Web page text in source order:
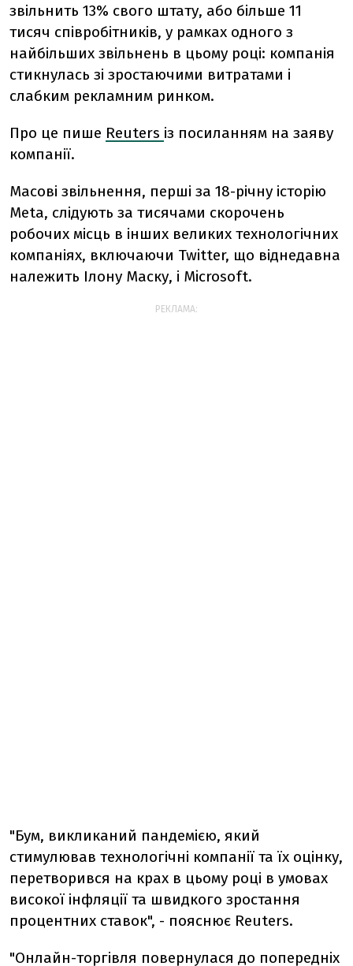
звільнить 13% свого штату, або більше 11
тисяч співробітників, у рамках одного з
найбільших звільнень в цьому році: компанія
стикнулась зі зростаючими витратами і
слабким рекламним ринком.
Про це пише Reuters із посиланням на заяву
компанії.
Масові звільнення, перші за 18-річну історію
Meta, слідують за тисячами скорочень
робочих місць в інших великих технологічних
компаніях, включаючи Twitter, що віднедавна
належить Ілону Маску, і Microsoft.
РЕКЛАМА:
"Бум, викликаний пандемією, який
стимулював технологічні компанії та їх оцінку,
перетворився на крах в цьому році в умовах
високої інфляції та швидкого зростання
процентних ставок", - пояснює Reuters.
"Онлайн-торгівля повернулася до попередніх